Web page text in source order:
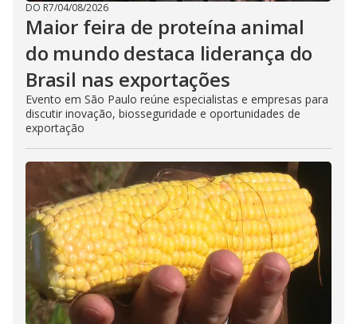
DO R7/04/08/2026
Maior feira de proteína animal
do mundo destaca liderança do
Brasil nas exportações
Evento em São Paulo reúne especialistas e empresas para
discutir inovação, biosseguridade e oportunidades de
exportação